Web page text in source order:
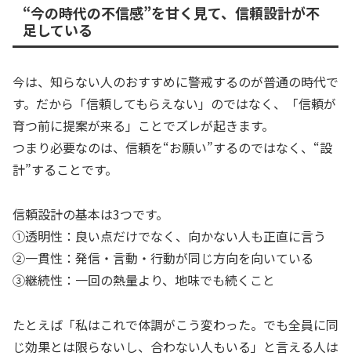
“今の時代の不信感”を甘く見て、信頼設計が不
足している
今は、知らない人のおすすめに警戒するのが普通の時代で
す。だから「信頼してもらえない」のではなく、「信頼が
育つ前に提案が来る」ことでズレが起きます。
つまり必要なのは、信頼を“お願い”するのではなく、“設
計”することです。
信頼設計の基本は3つです。
①透明性：良い点だけでなく、向かない人も正直に言う
②一貫性：発信・言動・行動が同じ方向を向いている
③継続性：一回の熱量より、地味でも続くこと
たとえば「私はこれで体調がこう変わった。でも全員に同
じ効果とは限らないし、合わない人もいる」と言える人は